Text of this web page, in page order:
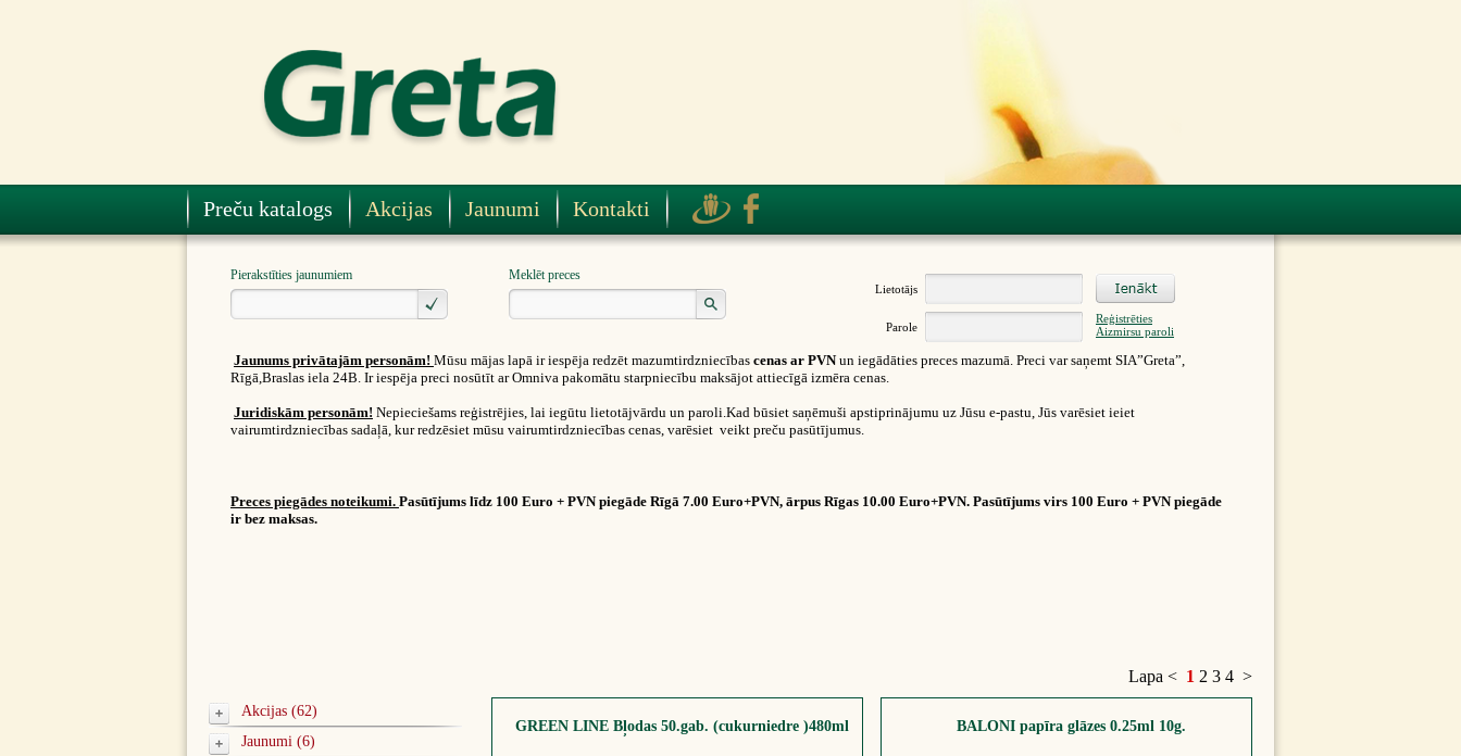
Preču katalogs Akcijas Jaunumi Kontakti
Pierakstīties jaunumiem Meklēt preces
Lietotājs
Parole
Reģistrēties
Aizmirsu paroli
Jaunums privātajām personām! Mūsu mājas lapā ir iespēja redzēt mazumtirdzniecības cenas ar PVNun iegādāties preces mazumā. Preci var saņemt SIA”Greta”,
Rīgā,Braslas iela 24B. Ir iespēja preci nosūtīt ar Omniva pakomātu starpniecību maksājot attiecīgā izmēra cenas.
Juridiskām personām! Nepieciešams reģistrējies, lai iegūtu lietotājvārdu un paroli.Kad būsiet saņēmuši apstiprinājumu uz Jūsu e-pastu, Jūs varēsiet ieiet
vairumtirdzniecības sadaļā, kur redzēsiet mūsu vairumtirdzniecības cenas, varēsiet veikt preču pasūtījumus.
Preces piegādes noteikumi. Pasūtījums līdz 100 Euro + PVN piegāde Rīgā 7.00 Euro+PVN, ārpus Rīgas 10.00 Euro+PVN. Pasūtījums virs 100 Euro + PVN piegāde
ir bez maksas.
Akcijas (62)
Jaunumi (6)
Lapa < 1 2 3 4 >
GREEN LINE Bļodas 50.gab. (cukurniedre )480ml BALONI papīra glāzes 0.25ml 10g.